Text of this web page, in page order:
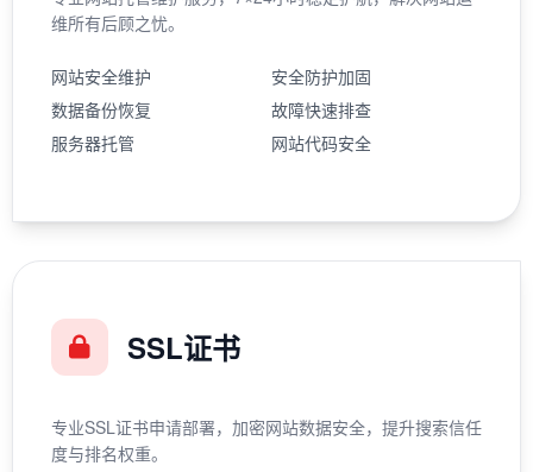
维所有后顾之忧。
网站安全维护
安全防护加固
数据备份恢复
故障快速排查
服务器托管
网站代码安全
SSL证书
专业SSL证书申请部署，加密网站数据安全，提升搜索信任
度与排名权重。